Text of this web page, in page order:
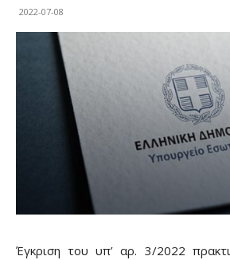
2022-07-08
Έγκριση του υπ’ αρ. 3/2022